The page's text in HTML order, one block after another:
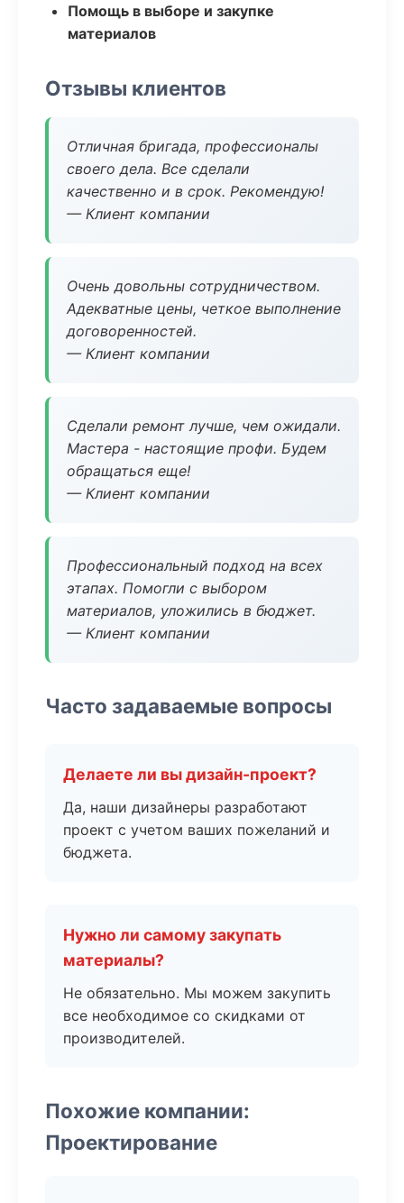
Помощь в выборе и закупке
материалов
Отзывы клиентов
Отличная бригада, профессионалы
своего дела. Все сделали
качественно и в срок. Рекомендую!
— Клиент компании
Очень довольны сотрудничеством.
Адекватные цены, четкое выполнение
договоренностей.
— Клиент компании
Сделали ремонт лучше, чем ожидали.
Мастера - настоящие профи. Будем
обращаться еще!
— Клиент компании
Профессиональный подход на всех
этапах. Помогли с выбором
материалов, уложились в бюджет.
— Клиент компании
Часто задаваемые вопросы
Делаете ли вы дизайн-проект?
Да, наши дизайнеры разработают
проект с учетом ваших пожеланий и
бюджета.
Нужно ли самому закупать
материалы?
Не обязательно. Мы можем закупить
все необходимое со скидками от
производителей.
Похожие компании:
Проектирование